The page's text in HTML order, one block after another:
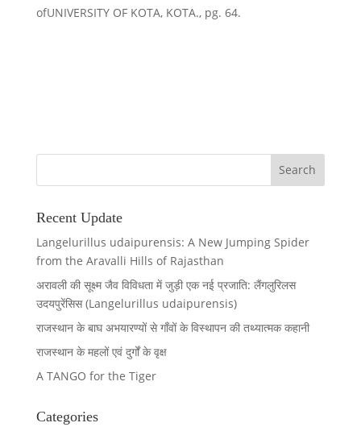
ofUNIVERSITY OF KOTA, KOTA., pg. 64.
Recent Update
Langelurillus udaipurensis: A New Jumping Spider
from the Aravalli Hills of Rajasthan
अरावली की सूक्ष्म जैव विविधता में जुड़ी एक नई प्रजाति: लैंगलुरिलस
उदयपुरेंसिस (Langelurillus udaipurensis)
राजस्थान के बाघ अभयारण्यों से गाँवों के विस्थापन की तथ्यात्मक कहानी
राजस्थान के महलों एवं दुर्गों के वृक्ष
A TANGO for the Tiger
Categories